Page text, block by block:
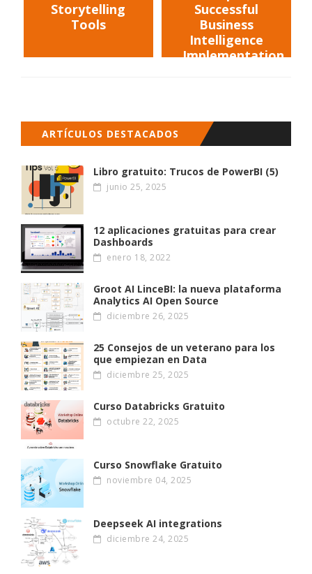
Storytelling
Tools
Successful
Business
Intelligence
Implementation
ARTÍCULOS DESTACADOS
Libro gratuito: Trucos de PowerBI (5)
junio 25, 2025
12 aplicaciones gratuitas para crear
Dashboards
enero 18, 2022
Groot AI LinceBI: la nueva plataforma
Analytics AI Open Source
diciembre 26, 2025
25 Consejos de un veterano para los
que empiezan en Data
diciembre 25, 2025
Curso Databricks Gratuito
octubre 22, 2025
Curso Snowflake Gratuito
noviembre 04, 2025
Deepseek AI integrations
diciembre 24, 2025